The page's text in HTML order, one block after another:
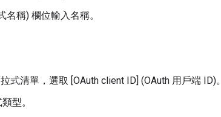
名稱) 欄位輸入名稱。
式清單，選取 [OAuth client ID] (OAuth 用戶端 ID)。
型。